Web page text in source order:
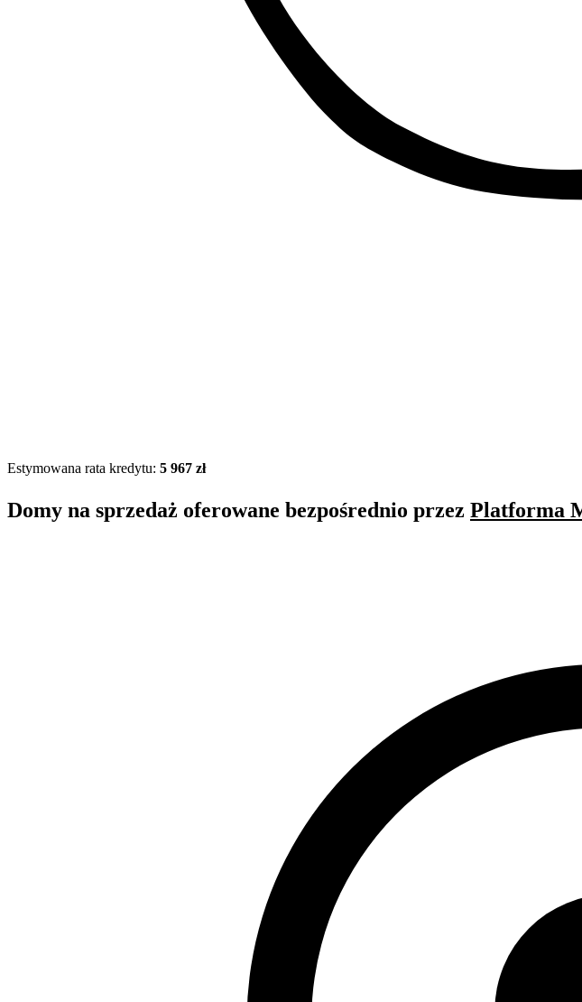
Estymowana rata kredytu: 5 967 zł
Domy na sprzedaż oferowane bezpośrednio przez Platforma